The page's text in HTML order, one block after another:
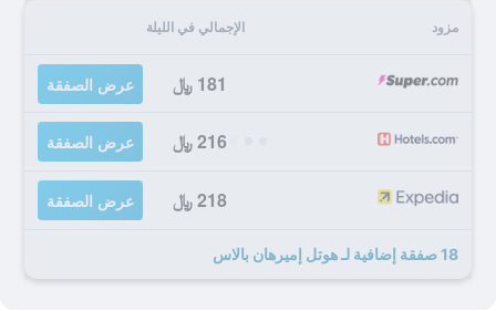
مزود الإجمالي في الليلة
181 ﷼ عرض الصفقة
216 ﷼ عرض الصفقة
218 ﷼ عرض الصفقة
18 صفقة إضافية لـ هوتل إميرهان بالاس